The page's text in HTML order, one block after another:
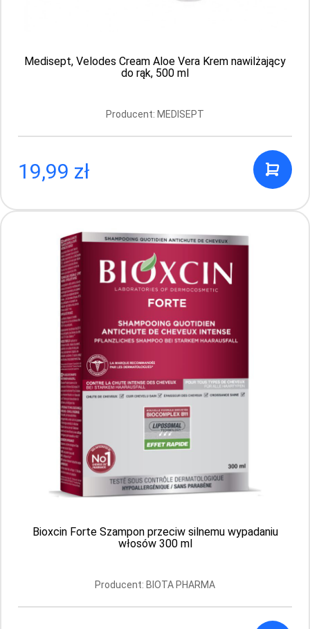
Nutraxin Artroflex żel 100 ml
Producent: BIOTA PHARMA
Aktualnie brak
Medisept, Velodes Cream Aloe Vera Krem nawilżający
do rąk, 500 ml
Producent: MEDISEPT
19,99 zł
Bioxcin Forte Szampon przeciw silnemu wypadaniu
włosów 300 ml
Producent: BIOTA PHARMA